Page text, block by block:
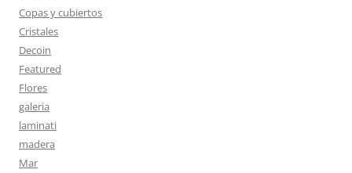
Copas y cubiertos
Cristales
Decoin
Featured
Flores
galeria
laminati
madera
Mar